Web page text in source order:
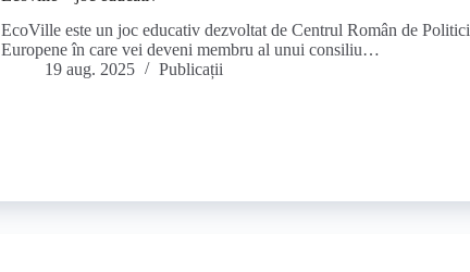
EcoVille este un joc educativ dezvoltat de Centrul Român de Politici
Europene în care vei deveni membru al unui consiliu…
19 aug. 2025
Publicații